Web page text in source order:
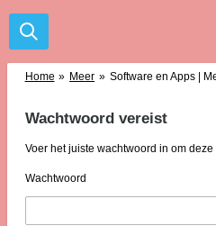
Ga
direct
Home » Meer » Software en Apps |
Wachtwoord vereist
Voer het juiste wachtwoord in om
Wachtwoord